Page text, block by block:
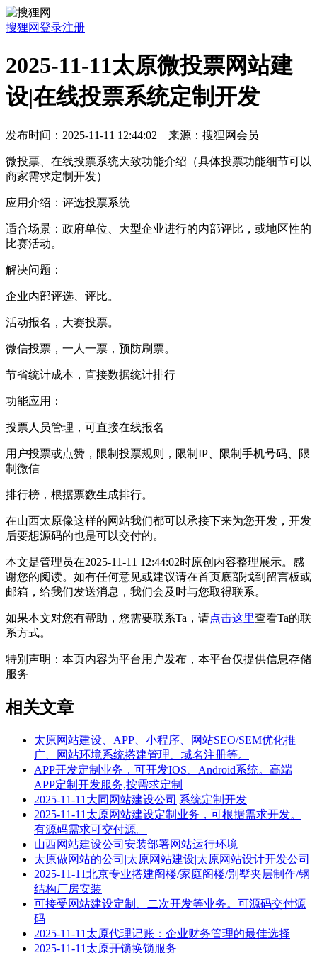
搜狸网登录注册
2025-11-11太原微投票网站建
设|在线投票系统定制开发
发布时间：2025-11-11 12:44:02 来源：搜狸网会员
微投票、在线投票系统大致功能介绍（具体投票功能细节可以
商家需求定制开发）
应用介绍：评选投票系统
适合场景：政府单位、大型企业进行的内部评比，或地区性的
比赛活动。
解决问题：
企业内部评选、评比。
活动报名，大赛投票。
微信投票，一人一票，预防刷票。
节省统计成本，直接数据统计排行
功能应用：
投票人员管理，可直接在线报名
用户投票或点赞，限制投票规则，限制IP、限制手机号码、限
制微信
排行榜，根据票数生成排行。
在山西太原像这样的网站我们都可以承接下来为您开发，开发
后要想源码的也是可以交付的。
本文是管理员在2025-11-11 12:44:02时原创内容整理展示。感
谢您的阅读。如有任何意见或建议请在首页底部找到留言板或
邮箱，给我们发送消息，我们会及时与您取得联系。
如果本文对您有帮助，您需要联系Ta，请点击这里查看Ta的联
系方式。
特别声明：本页内容为平台用户发布，本平台仅提供信息存储
服务
相关文章
太原网站建设、APP、小程序、网站SEO/SEM优化推
广、网站环境系统搭建管理、域名注册等。
APP开发定制业务，可开发IOS、Android系统。高端
APP定制开发服务,按需求定制
2025-11-11大同网站建设公司|系统定制开发
2025-11-11太原网站建设定制业务，可根据需求开发。
有源码需求可交付源。
山西网站建设公司安装部署网站运行环境
太原做网站的公司|太原网站建设|太原网站设计开发公司
2025-11-11北京专业搭建阁楼/家庭阁楼/别墅夹层制作/钢
结构厂房安装
可接受网站建设定制、二次开发等业务。可源码交付源
码
2025-11-11太原代理记账：企业财务管理的最佳选择
2025-11-11太原开锁换锁服务